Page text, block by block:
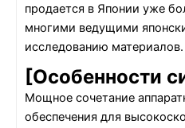
продается в Японии уже
многими ведущими
исследованию материалов.
[Особенности
Мощное сочетание
обеспечения для